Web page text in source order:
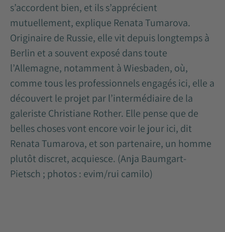
s’accordent bien, et ils s’apprécient
mutuellement, explique Renata Tumarova.
Originaire de Russie, elle vit depuis longtemps à
Berlin et a souvent exposé dans toute
l’Allemagne, notamment à Wiesbaden, où,
comme tous les professionnels engagés ici, elle a
découvert le projet par l’intermédiaire de la
galeriste Christiane Rother. Elle pense que de
belles choses vont encore voir le jour ici, dit
Renata Tumarova, et son partenaire, un homme
plutôt discret, acquiesce. (Anja Baumgart-
Pietsch ; photos : evim/rui camilo)